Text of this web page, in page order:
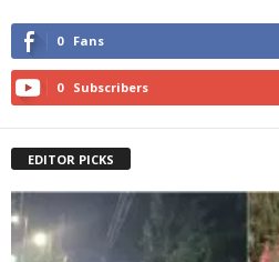
0 Fans
0 Subscribers
EDITOR PICKS